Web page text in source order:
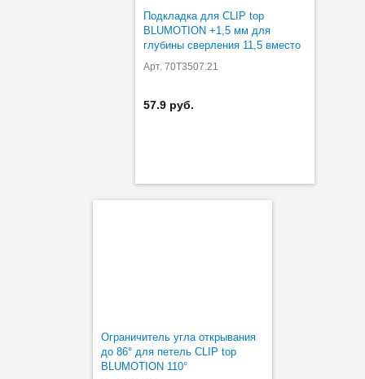
Подкладка для CLIP top
BLUMOTION +1,5 мм для
глубины сверления 11,5 вместо
Арт. 70T3507.21
57.9 руб.
Ограничитель угла открывания
до 86° для петель CLIP top
BLUMOTION 110°